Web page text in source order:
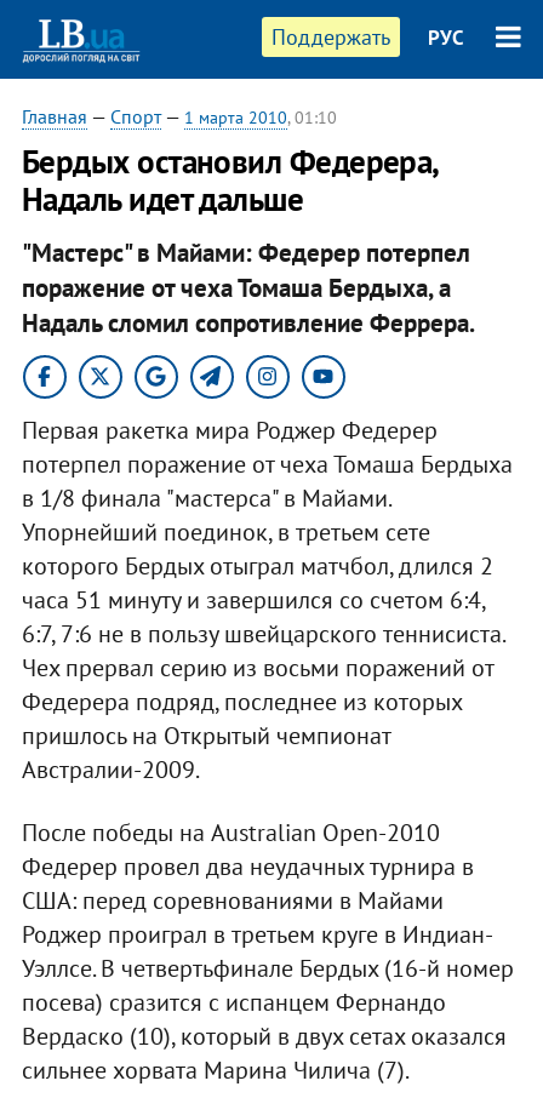
Поддержать РУС
Главная — Спорт— 1 марта 2010, 01:10
Бердых остановил Федерера,
Надаль идет дальше
"Мастерс" в Майами: Федерер потерпел
поражение от чеха Томаша Бердыха, а
Надаль сломил сопротивление Феррера.
Первая ракетка мира Роджер Федерер
потерпел поражение от чеха Томаша Бердыха
в 1/8 финала "мастерса" в Майами.
Упорнейший поединок, в третьем сете
которого Бердых отыграл матчбол, длился 2
часа 51 минуту и завершился со счетом 6:4,
6:7, 7:6 не в пользу швейцарского теннисиста.
Чех прервал серию из восьми поражений от
Федерера подряд, последнее из которых
пришлось на Открытый чемпионат
Австралии-2009.
После победы на Australian Open-2010
Федерер провел два неудачных турнира в
США: перед соревнованиями в Майами
Роджер проиграл в третьем круге в Индиан-
Уэллсе. В четвертьфинале Бердых (16-й номер
посева) сразится с испанцем Фернандо
Вердаско (10), который в двух сетах оказался
сильнее хорвата Марина Чилича (7).